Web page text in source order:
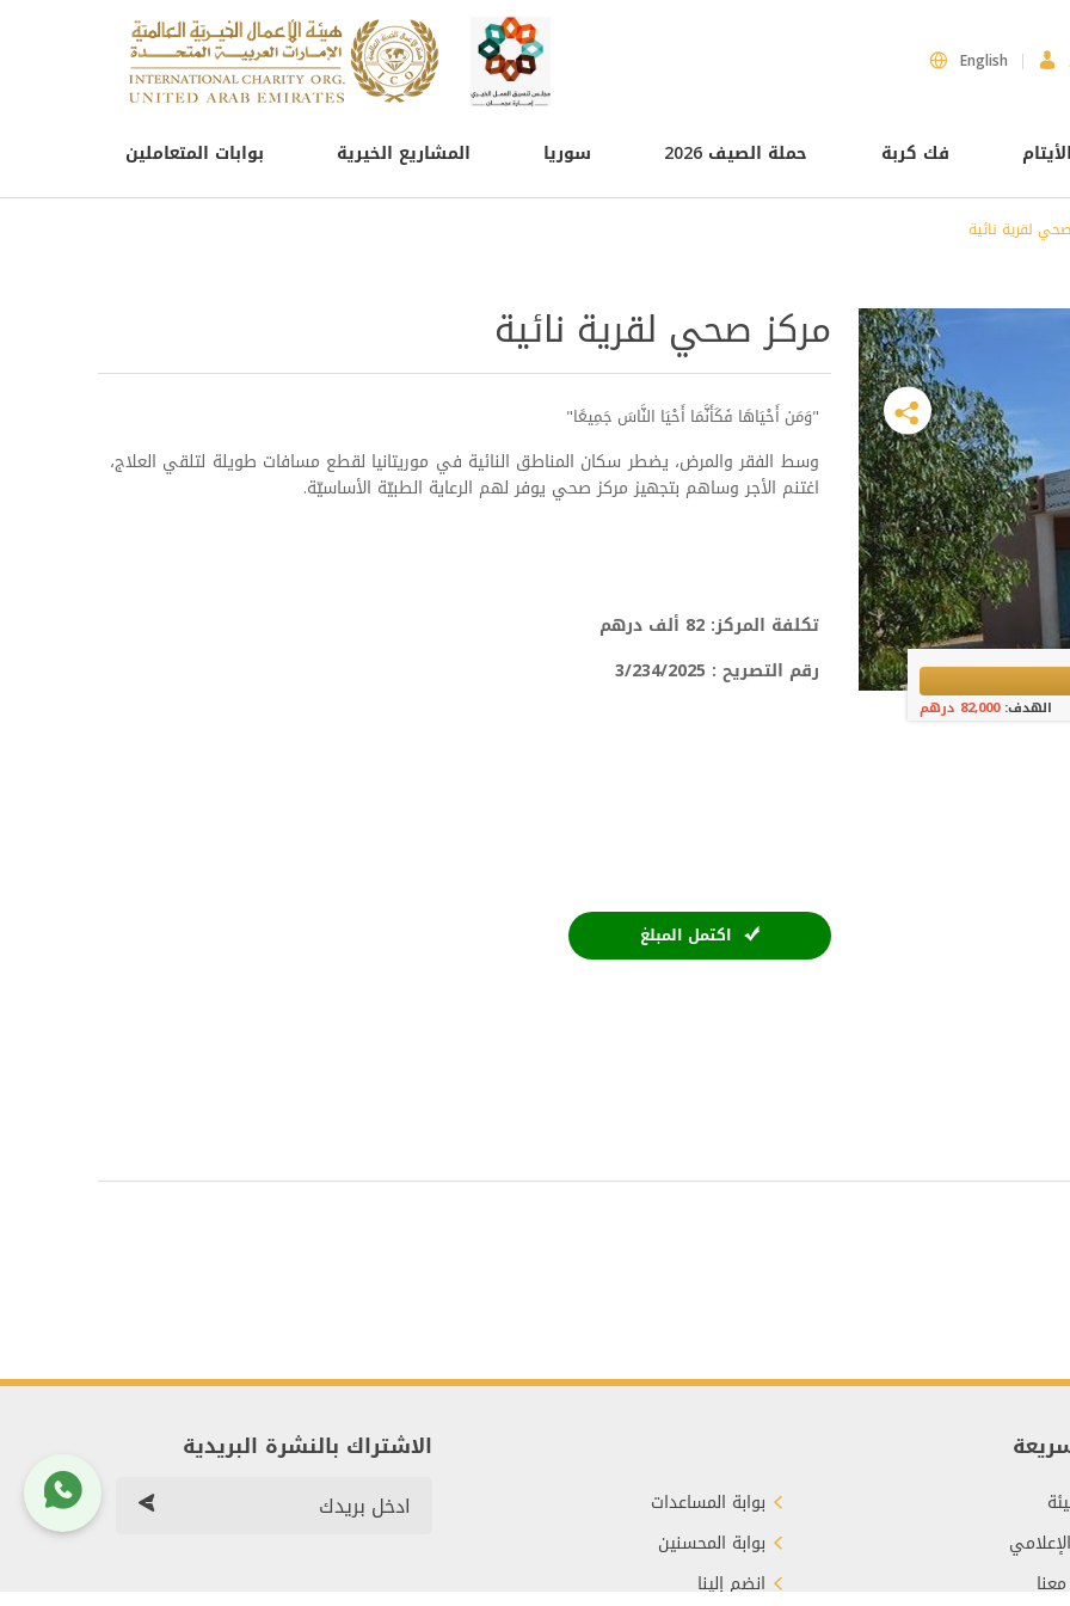
English
فك كربة حملة الصيف 2026 سوريا المشاريع الخيرية
لقرية نائية
الهدف:82,000 درهم
مركز صحي لقرية نائية
"وَمَن أَحْيَاهَا فَكَأَنَّمَا أَحْيَا النَّاسَ جَمِيعًا"
وسط الفقر والمرض، يضطر سكان المناطق النائية في موريتانيا لقطع مسافات طويلة لتلقي العلاج،
اغتنم الأجر وساهم بتجهيز مركز صحي يوفر لهم الرعاية الطبيّة الأساسيّة.
تكلفة المركز: 82 ألف درهم
رقم التصريح : 3/234/2025
اكتمل المبلغ
بوابة المساعدات
بوابة المحسنين
انضم إلينا
الاشتراك بالنشرة البريدية